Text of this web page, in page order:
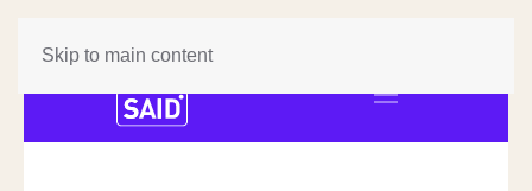
Skip to main content